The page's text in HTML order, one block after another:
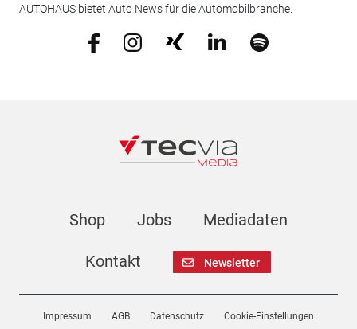
AUTOHAUS bietet Auto News für die Automobilbranche.
Shop Jobs Mediadaten
Kontakt Newsletter
Impressum AGB Datenschutz Cookie-Einstellungen